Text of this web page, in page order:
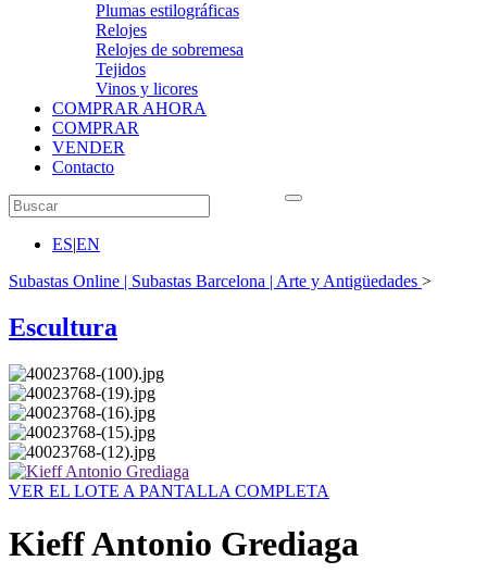
Plumas estilográficas
Relojes
Relojes de sobremesa
Tejidos
Vinos y licores
COMPRAR AHORA
COMPRAR
VENDER
Contacto
ES|EN
Subastas Online | Subastas Barcelona | Arte y Antigüedades >
Escultura
VER EL LOTE A PANTALLA COMPLETA
Kieff Antonio Grediaga